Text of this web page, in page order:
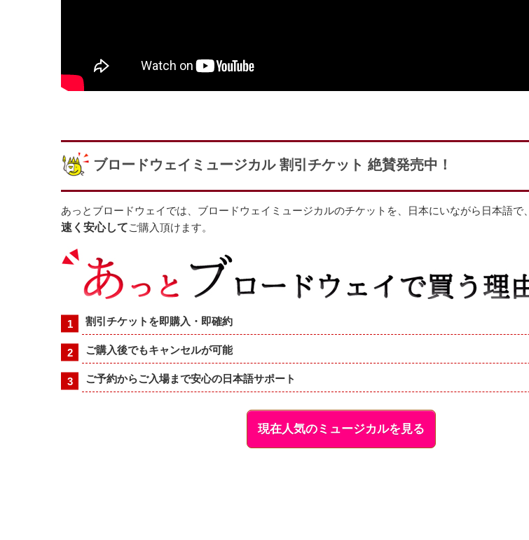
ブロードウェイミュージカル 割引チケット 絶賛発売中！
あっとブロードウェイでは、ブロードウェイミュージカルのチケットを、日本にいながら日本語で、
速く安心してご購入頂けます。
割引チケットを即購入・即確約
ご購入後でもキャンセルが可能
ご予約からご入場まで安心の日本語サポート
現在人気のミュージカルを見る